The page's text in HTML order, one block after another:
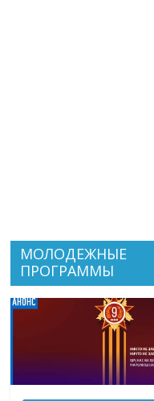
МОЛОДЕЖНЫЕ
ПРОГРАММЫ